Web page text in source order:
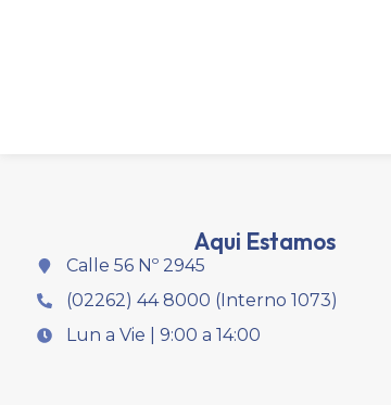
Aqui Estamos
Calle 56 Nº 2945
(02262) 44 8000 (Interno 1073)
Lun a Vie | 9:00 a 14:00